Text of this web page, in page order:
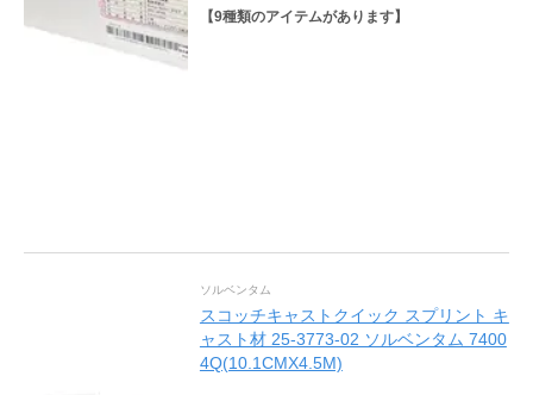
【9種類のアイテムがあります】
ソルベンタム
スコッチキャストクイック スプリント キ
ャスト材 25-3773-02 ソルベンタム 7400
4Q(10.1CMX4.5M)